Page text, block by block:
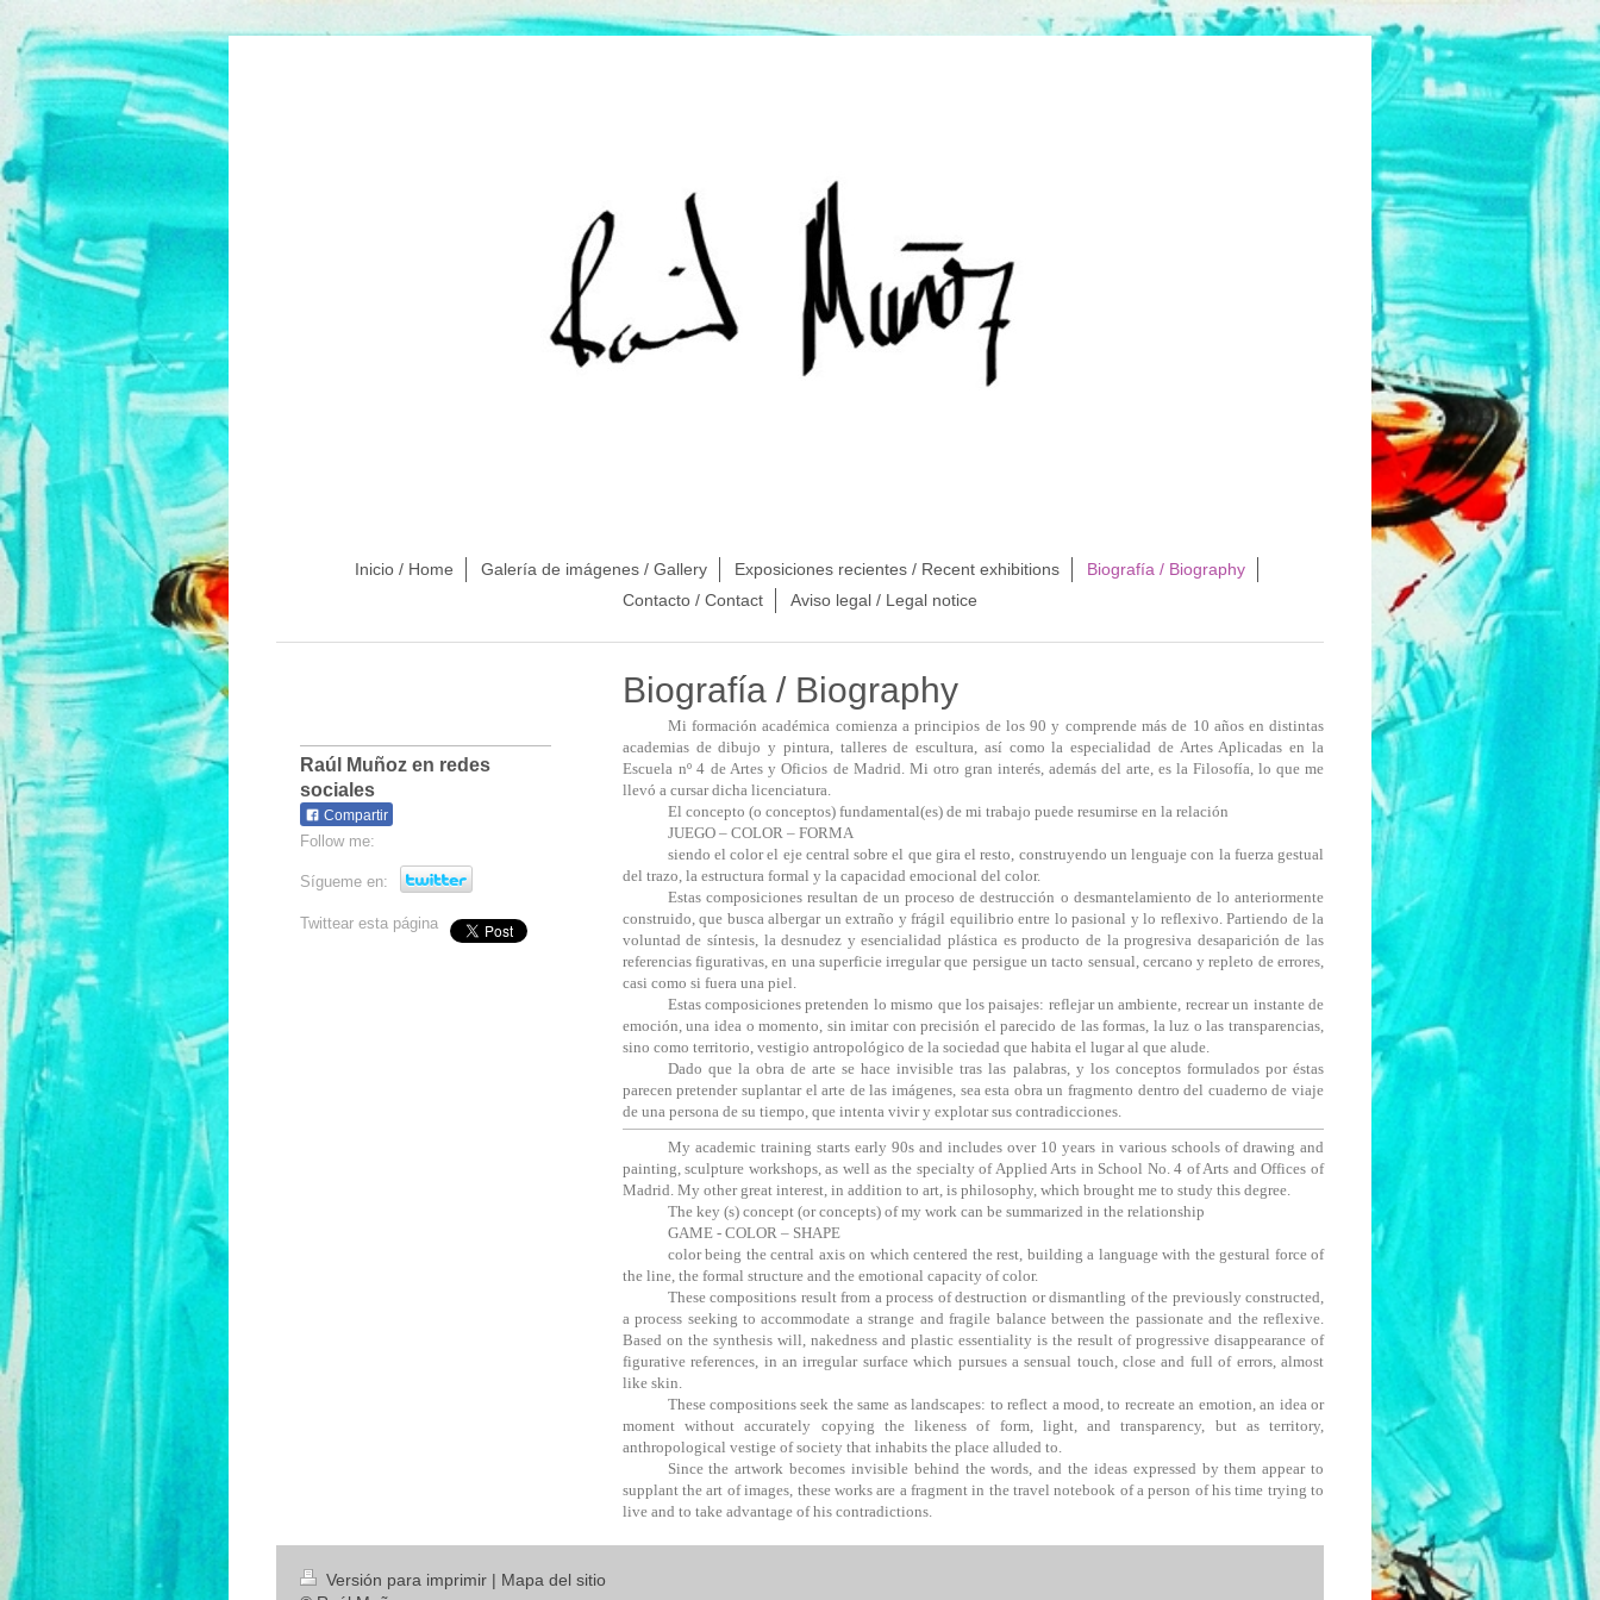
Inicio / Home Galería de imágenes / Gallery Exposiciones recientes / Recent exhibitions
Biografía / Biography
Contacto / Contact
Aviso legal / Legal notice
Biografía / Biography
Mi formación académica comienza a principios de los 90 y comprende más de 10 años en distintas
academias de dibujo y pintura, talleres de escultura, así como la especialidad de Artes Aplicadas en la
Escuela nº 4 de Artes y Oficios de Madrid. Mi otro gran interés, además del arte, es la Filosofía, lo que me
llevó a cursar dicha licenciatura.
El concepto (o conceptos) fundamental(es) de mi trabajo puede resumirse en la relación
JUEGO – COLOR – FORMA
siendo el color el eje central sobre el que gira el resto, construyendo un lenguaje con la fuerza gestual
del trazo, la estructura formal y la capacidad emocional del color.
Estas composiciones resultan de un proceso de destrucción o desmantelamiento de lo anteriormente
construido, que busca albergar un extraño y frágil equilibrio entre lo pasional y lo reflexivo. Partiendo de la
voluntad de síntesis, la desnudez y esencialidad plástica es producto de la progresiva desaparición de las
referencias figurativas, en una superficie irregular que persigue un tacto sensual, cercano y repleto de errores,
casi como si fuera una piel.
Estas composiciones pretenden lo mismo que los paisajes: reflejar un ambiente, recrear un instante de
emoción, una idea o momento, sin imitar con precisión el parecido de las formas, la luz o las transparencias,
sino como territorio, vestigio antropológico de la sociedad que habita el lugar al que alude.
Dado que la obra de arte se hace invisible tras las palabras, y los conceptos formulados por éstas
parecen pretender suplantar el arte de las imágenes, sea esta obra un fragmento dentro del cuaderno de viaje
de una persona de su tiempo, que intenta vivir y explotar sus contradicciones.
My academic training starts early 90s and includes over 10 years in various schools of drawing and
painting, sculpture workshops, as well as the specialty of Applied Arts in School No. 4 of Arts and Offices of
Madrid. My other great interest, in addition to art, is philosophy, which brought me to study this degree.
The key (s) concept (or concepts) of my work can be summarized in the relationship
GAME - COLOR – SHAPE
color being the central axis on which centered the rest, building a language with the gestural force of
the line, the formal structure and the emotional capacity of color.
These compositions result from a process of destruction or dismantling of the previously constructed,
a process seeking to accommodate a strange and fragile balance between the passionate and the reflexive.
Based on the synthesis will, nakedness and plastic essentiality is the result of progressive disappearance of
figurative references, in an irregular surface which pursues a sensual touch, close and full of errors, almost
like skin.
These compositions seek the same as landscapes: to reflect a mood, to recreate an emotion, an idea or
moment without accurately copying the likeness of form, light, and transparency, but as territory,
anthropological vestige of society that inhabits the place alluded to.
Since the artwork becomes invisible behind the words, and the ideas expressed by them appear to
supplant the art of images, these works are a fragment in the travel notebook of a person of his time trying to
live and to take advantage of his contradictions.
Raúl Muñoz en redes
sociales
Compartir
Follow me:
Sígueme en:
Twittear esta página
Versión para imprimir | Mapa del sitio